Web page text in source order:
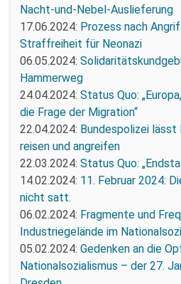
Nacht-und-Nebel-Auslieferung
17.06.2024: Prozess nach
Straffreiheit für Neonazi
06.05.2024:
Hammerweg
24.04.2024: Status Quo:
die Frage der Migration“
22.04.2024: Bundespolizei
reisen und angreifen
22.03.2024: Status Quo:
14.02.2024: 11. Februar 2024:
nicht satt.
06.02.2024: Fragmente und
Industriegelände im
05.02.2024: Gedenken an die
Nationalsozialismus – der 27.